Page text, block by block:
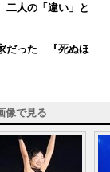
人の「違い」と
だった 『死ぬほ
像で見る